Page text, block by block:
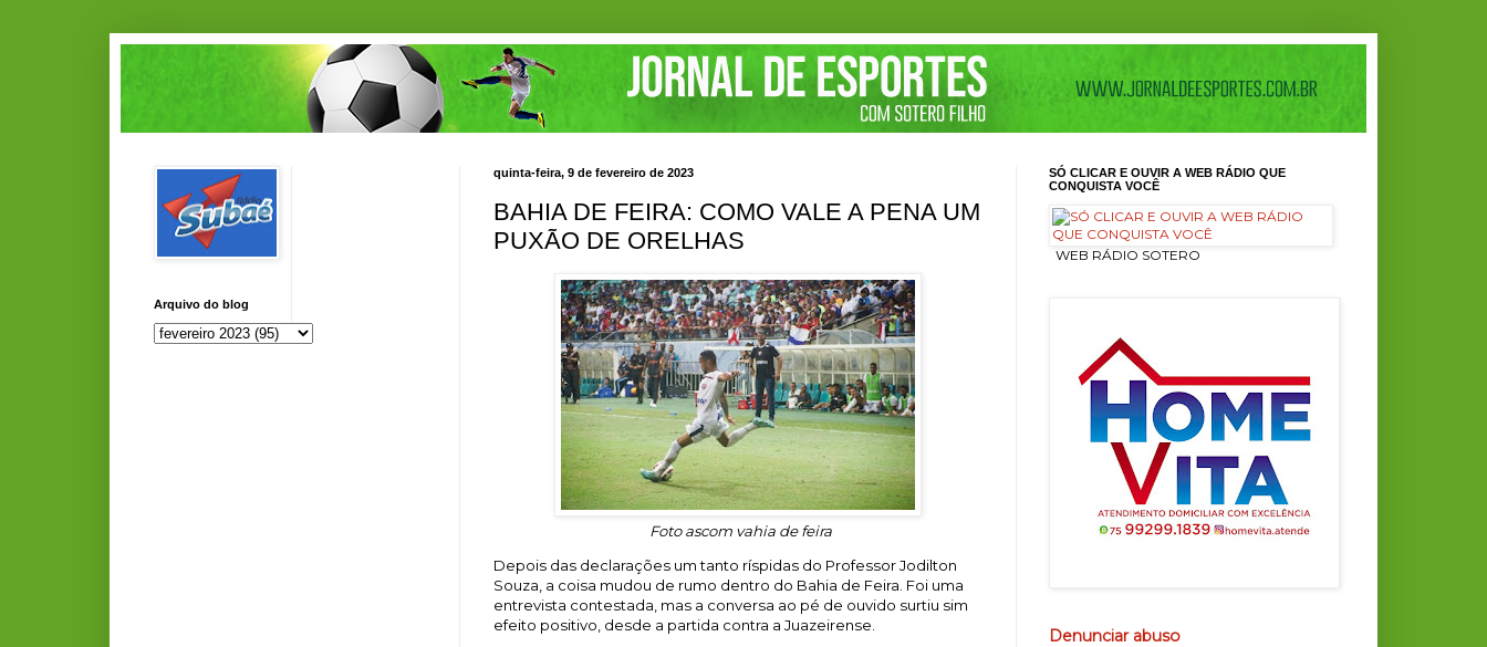
quinta-feira, 9 de fevereiro de 2023
BAHIA DE FEIRA: COMO VALE A PENA UM
PUXÃO DE ORELHAS
Foto ascom vahia de feira
Depois das declarações um tanto ríspidas do Professor Jodilton
Souza, a coisa mudou de rumo dentro do Bahia de Feira. Foi uma
entrevista contestada, mas a conversa ao pé de ouvido surtiu sim
efeito positivo, desde a partida contra a Juazeirense.
Arquivo do blog
SÓ CLICAR E OUVIR A WEB RÁDIO QUE
CONQUISTA VOCÊ
ㅤ WEB RÁDIO SOTERO
Denunciar abuso